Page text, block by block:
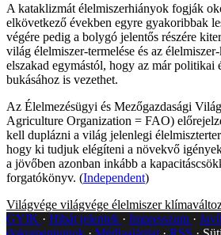
A kataklizmát élelmiszerhiányok fogják
elkövetkező években egyre gyakoribbak
végére pedig a bolygó jelentős részére
világ élelmiszer-termelése és az
elszakad egymástól, hogy az már politikai
bukásához is vezethet.
Az Élelmezésügyi és Mezőgazdasági
Agriculture Organization = FAO)
kell duplázni a világ jelenlegi
hogy ki tudjuk elégíteni a növekvő
a jövőben azonban inkább a
forgatókönyv. (Independent)
Világvége világvége élelmiszer
GYIK
Hibát jelentek Impresszum